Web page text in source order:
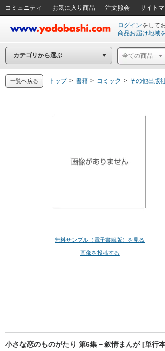
コミュニティ お気に入り商品 注文照会 サイト
ログインをして
商品お届け地域
カテゴリから選ぶ 全ての商品
一覧へ戻る トップ > 書籍 > コミック > その他出版
無料サンプル（電子書籍版）を見る
画像を投稿する
小さな恋のものがたり 第6集－叙情まんが [単行